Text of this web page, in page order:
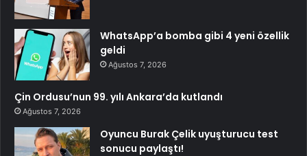
WhatsApp’a bomba gibi 4 yeni özellik
geldi
Ağustos 7, 2026
Çin Ordusu’nun 99. yılı Ankara’da kutlandı
Ağustos 7, 2026
Oyuncu Burak Çelik uyuşturucu test
sonucu paylaştı!